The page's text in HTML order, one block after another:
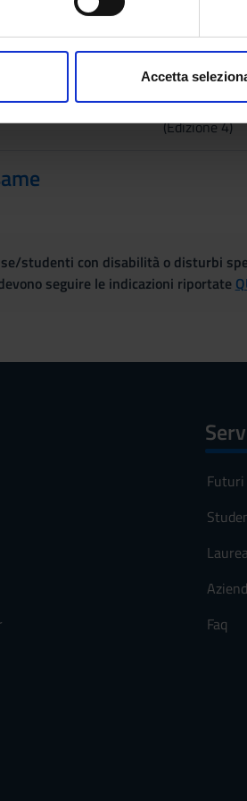
in qualsiasi momento dalla
e social media, i quali potrebbero
Accetta
Istituzioni di diritto
Manuale di diritto
(Edizione 4)
studenti con disabilità o disturbi
seguire le indicazioni riportate
Faq